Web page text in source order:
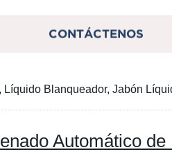
CONTÁCTENOS
Blanqueador, Jabón
Automático